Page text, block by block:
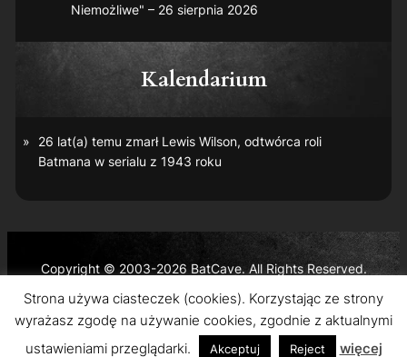
Niemożliwe" – 26 sierpnia 2026
Kalendarium
26 lat(a) temu zmarł Lewis Wilson, odtwórca roli
Batmana w serialu z 1943 roku
Copyright © 2003-2026 BatCave. All Rights Reserved.
Batman and all related characters and elements are the
trademarks of © DC Comics and Warner Bros. Entertainment
Inc.
Strona używa ciasteczek (cookies). Korzystając ze strony
wyrażasz zgodę na używanie cookies, zgodnie z aktualnymi
ustawieniami przeglądarki.
Akceptuj Reject więcej